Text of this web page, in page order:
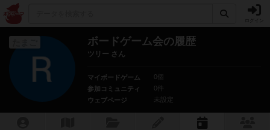
ボードゲーム会の履歴
ツリー さん
マイボードゲーム
0個
参加コミュニティ
0件
ウェブページ
未設定